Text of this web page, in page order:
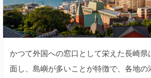
かつて外国への窓口として栄えた長崎県
面し、島嶼が多いことが特徴で、各地の